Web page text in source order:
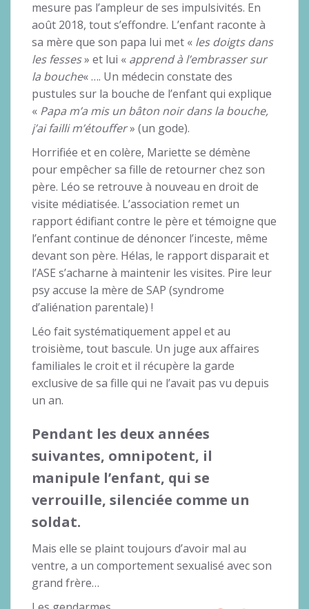
mesure pas l’ampleur de ses impulsivités. En
août 2018, tout s’effondre. L’enfant raconte à
sa mère que son papa lui met « les doigts dans
les fesses» et lui « apprend à l’embrasser sur
la bouche« …. Un médecin constate des
pustules sur la bouche de l’enfant qui explique
« Papa m’a mis un bâton noir dans la bouche,
j’ai failli m’étouffer» (un gode).
Horrifiée et en colère, Mariette se démène
pour empêcher sa fille de retourner chez son
père. Léo se retrouve à nouveau en droit de
visite médiatisée. L’association remet un
rapport édifiant contre le père et témoigne que
l’enfant continue de dénoncer l’inceste, même
devant son père. Hélas, le rapport disparait et
l’ASE s’acharne à maintenir les visites. Pire leur
psy accuse la mère de SAP (syndrome
d’aliénation parentale) !
Léo fait systématiquement appel et au
troisième, tout bascule. Un juge aux affaires
familiales le croit et il récupère la garde
exclusive de sa fille qui ne l’avait pas vu depuis
un an.
Pendant les deux années
suivantes, omnipotent, il
manipule l’enfant, qui se
verrouille, silenciée comme un
soldat.
Mais elle se plaint toujours d’avoir mal au
ventre, a un comportement sexualisé avec son
grand frère…